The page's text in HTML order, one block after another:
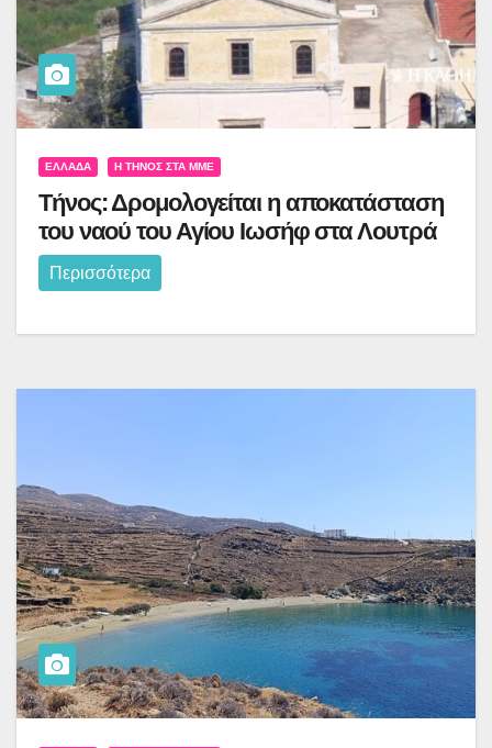
ΕΛΛΆΔΑ Η ΤΉΝΟΣ ΣΤΑ ΜΜΕ
Τήνος: Δρομολογείται η αποκατάσταση
του ναού του Αγίου Ιωσήφ στα Λουτρά
Περισσότερα